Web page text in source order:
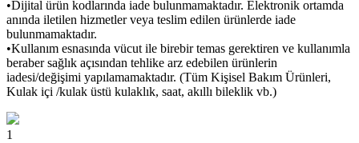
•Dijital ürün kodlarında iade bulunmamaktadır. Elektronik ortamda
anında iletilen hizmetler veya teslim edilen ürünlerde iade
bulunmamaktadır.
•Kullanım esnasında vücut ile birebir temas gerektiren ve kullanımla
beraber sağlık açısından tehlike arz edebilen ürünlerin
iadesi/değişimi yapılamamaktadır. (Tüm Kişisel Bakım Ürünleri,
Kulak içi /kulak üstü kulaklık, saat, akıllı bileklik vb.)
1